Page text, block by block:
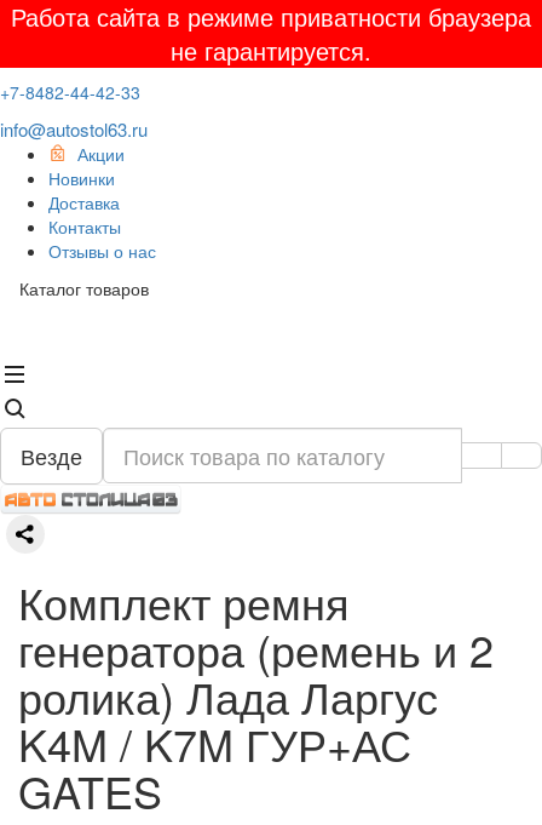
Работа сайта в режиме приватности браузера
не гарантируется.
+7-8482-44-42-33
info@autostol63.ru
Акции
Новинки
Доставка
Контакты
Отзывы о нас
Каталог товаров
Везде
Комплект ремня
генератора (ремень и 2
ролика) Лада Ларгус
K4M / K7M ГУР+АС
GATES